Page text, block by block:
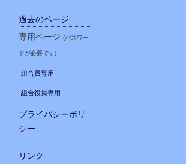
過去のページ
専用ページ(パスワー
ドが必要です)
組合員専用
組合役員専用
プライバシーポリ
シー
リンク